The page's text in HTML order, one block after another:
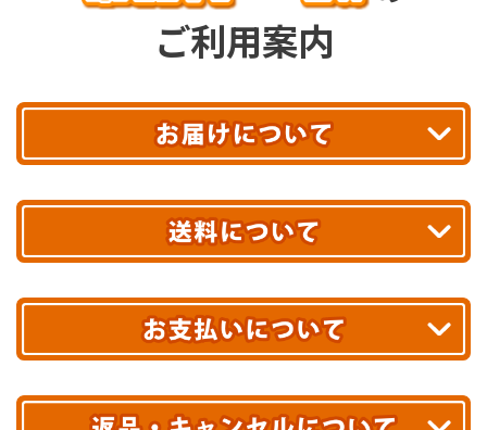
ご利用案内
最短翌日お届け!
あす着エリアが対象です。
エリアやお届け日の確認はこちら▶
※ 配送業者による配送遅延が生じる可能性がございます。
※ 沖縄・離島はお届けできません。
送料無料!
10,000円未満 全国一律1,100円(税込)
配送業者
クレジットカード